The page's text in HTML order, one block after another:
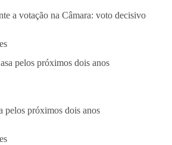
a votação na Câmara: voto decisivo
pelos próximos dois anos